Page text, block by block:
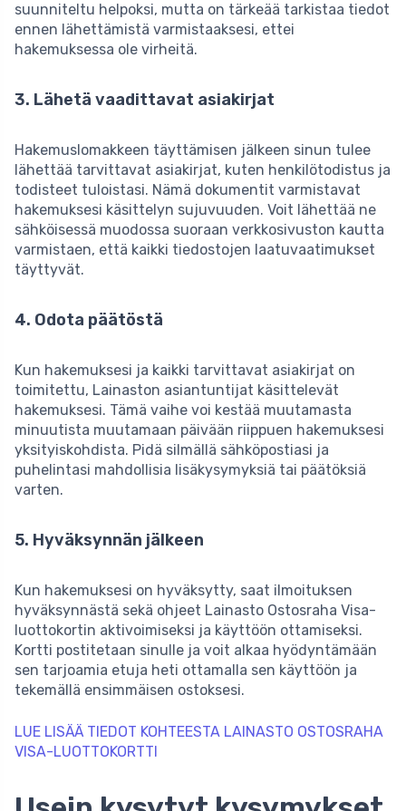
suunniteltu helpoksi, mutta on tärkeää tarkistaa tiedot
ennen lähettämistä varmistaaksesi, ettei
hakemuksessa ole virheitä.
3. Lähetä vaadittavat asiakirjat
Hakemuslomakkeen täyttämisen jälkeen sinun tulee
lähettää tarvittavat asiakirjat, kuten henkilötodistus ja
todisteet tuloistasi. Nämä dokumentit varmistavat
hakemuksesi käsittelyn sujuvuuden. Voit lähettää ne
sähköisessä muodossa suoraan verkkosivuston kautta
varmistaen, että kaikki tiedostojen laatuvaatimukset
täyttyvät.
4. Odota päätöstä
Kun hakemuksesi ja kaikki tarvittavat asiakirjat on
toimitettu, Lainaston asiantuntijat käsittelevät
hakemuksesi. Tämä vaihe voi kestää muutamasta
minuutista muutamaan päivään riippuen hakemuksesi
yksityiskohdista. Pidä silmällä sähköpostiasi ja
puhelintasi mahdollisia lisäkysymyksiä tai päätöksiä
varten.
5. Hyväksynnän jälkeen
Kun hakemuksesi on hyväksytty, saat ilmoituksen
hyväksynnästä sekä ohjeet Lainasto Ostosraha Visa­-
luottokortin aktivoimiseksi ja käyttöön ottamiseksi.
Kortti postitetaan sinulle ja voit alkaa hyödyntämään
sen tarjoamia etuja heti ottamalla sen käyttöön ja
tekemällä ensimmäisen ostoksesi.
LUE LISÄÄ TIEDOT KOHTEESTA LAINASTO OSTOSRAHA
VISA­-LUOTTOKORTTI